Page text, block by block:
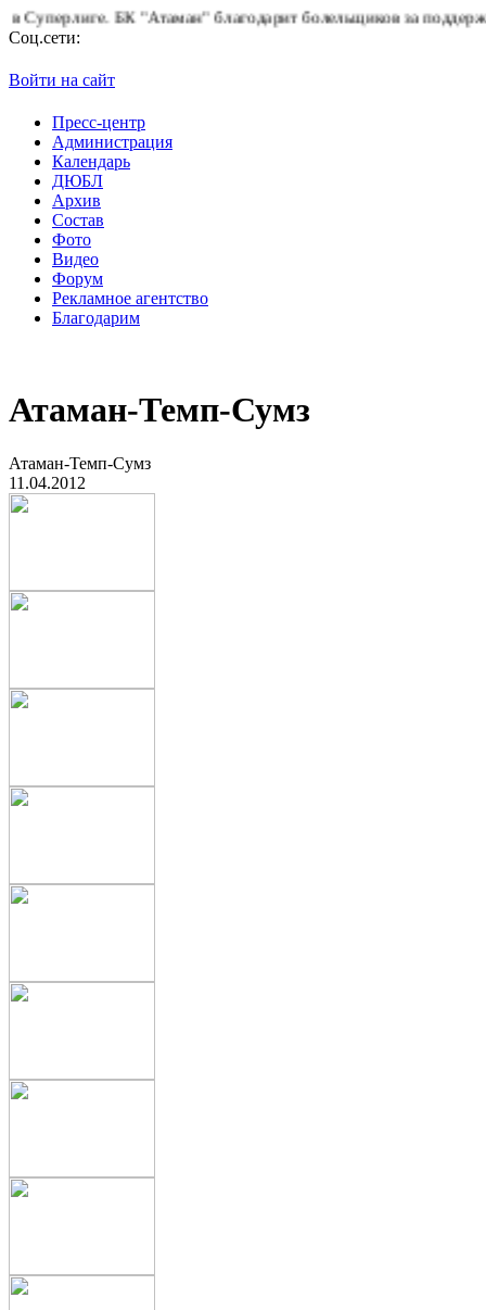
БК "Атаман" благодарит болельщиков за поддержку!
Соц.сети:
Войти на сайт
Пресс-центр
Администрация
Календарь
ДЮБЛ
Архив
Состав
Фото
Видео
Форум
Рекламное агентство
Благодарим
Атаман-Темп-Сумз
Атаман-Темп-Сумз
11.04.2012